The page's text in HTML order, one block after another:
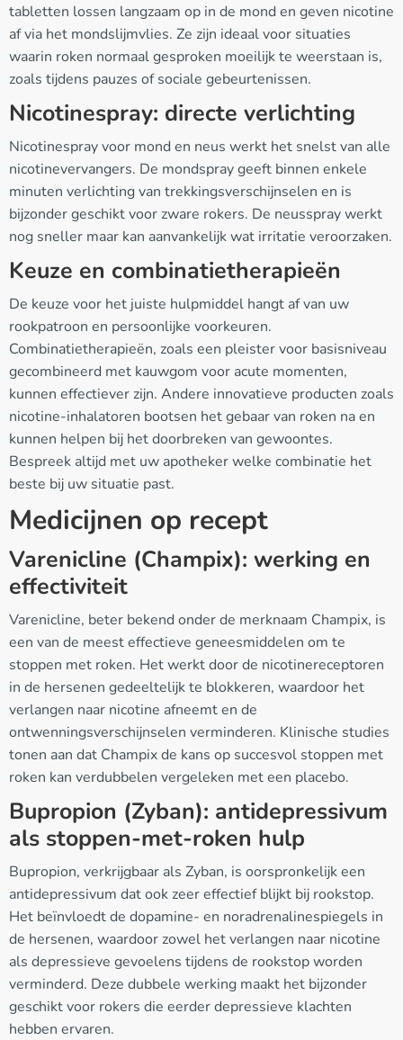
tabletten lossen langzaam op in de mond en geven nicotine
af via het mondslijmvlies. Ze zijn ideaal voor situaties
waarin roken normaal gesproken moeilijk te weerstaan is,
zoals tijdens pauzes of sociale gebeurtenissen.
Nicotinespray: directe verlichting
Nicotinespray voor mond en neus werkt het snelst van alle
nicotinevervangers. De mondspray geeft binnen enkele
minuten verlichting van trekkingsverschijnselen en is
bijzonder geschikt voor zware rokers. De neusspray werkt
nog sneller maar kan aanvankelijk wat irritatie veroorzaken.
Keuze en combinatietherapieën
De keuze voor het juiste hulpmiddel hangt af van uw
rookpatroon en persoonlijke voorkeuren.
Combinatietherapieën, zoals een pleister voor basisniveau
gecombineerd met kauwgom voor acute momenten,
kunnen effectiever zijn. Andere innovatieve producten zoals
nicotine-inhalatoren bootsen het gebaar van roken na en
kunnen helpen bij het doorbreken van gewoontes.
Bespreek altijd met uw apotheker welke combinatie het
beste bij uw situatie past.
Medicijnen op recept
Varenicline (Champix): werking en
effectiviteit
Varenicline, beter bekend onder de merknaam Champix, is
een van de meest effectieve geneesmiddelen om te
stoppen met roken. Het werkt door de nicotinereceptoren
in de hersenen gedeeltelijk te blokkeren, waardoor het
verlangen naar nicotine afneemt en de
ontwenningsverschijnselen verminderen. Klinische studies
tonen aan dat Champix de kans op succesvol stoppen met
roken kan verdubbelen vergeleken met een placebo.
Bupropion (Zyban): antidepressivum
als stoppen-met-roken hulp
Bupropion, verkrijgbaar als Zyban, is oorspronkelijk een
antidepressivum dat ook zeer effectief blijkt bij rookstop.
Het beïnvloedt de dopamine- en noradrenalinespiegels in
de hersenen, waardoor zowel het verlangen naar nicotine
als depressieve gevoelens tijdens de rookstop worden
verminderd. Deze dubbele werking maakt het bijzonder
geschikt voor rokers die eerder depressieve klachten
hebben ervaren.